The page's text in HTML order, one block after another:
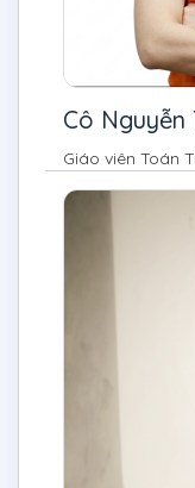
Cô Nguyễn
Giáo viên Toán